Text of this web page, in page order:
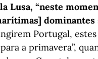
Lusa, “neste
dominantes
Portugal,
a primavera”,